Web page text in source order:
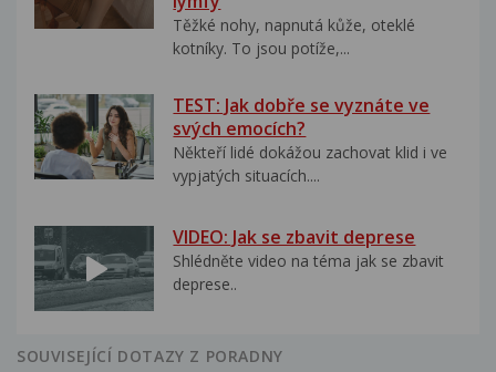
Těžké nohy, napnutá kůže, oteklé
kotníky. To jsou potíže,...
TEST: Jak dobře se vyznáte ve
svých emocích?
Někteří lidé dokážou zachovat klid i ve
vypjatých situacích....
VIDEO: Jak se zbavit deprese
Shlédněte video na téma jak se zbavit
deprese..
SOUVISEJÍCÍ DOTAZY Z PORADNY